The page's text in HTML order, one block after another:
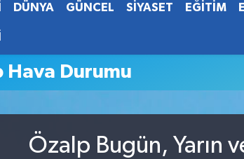
DÜNYA GÜNCEL SİYASET EĞİTİM
Hava Durumu
Özalp Bugün, Yarın
ve Fikstür